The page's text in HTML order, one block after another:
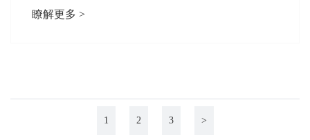
瞭解更多 >
1 2 3 >